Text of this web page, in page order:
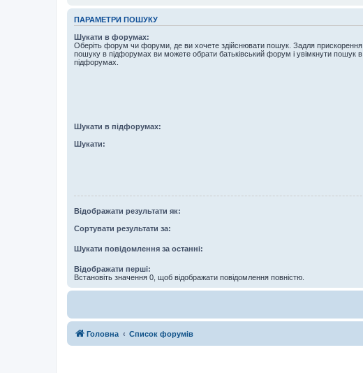
ПАРАМЕТРИ ПОШУКУ
Шукати в форумах:
Оберіть форум чи форуми, де ви хочете здійснювати пошук. Задля прискорення
пошуку в підфорумах ви можете обрати батьківський форум і увімкнути пошук в
підфорумах.
Шукати в підфорумах:
Шукати:
Відображати результати як:
Сортувати результати за:
Шукати повідомлення за останні:
Відображати перші:
Встановіть значення 0, щоб відображати повідомлення повністю.
Головна Список форумів